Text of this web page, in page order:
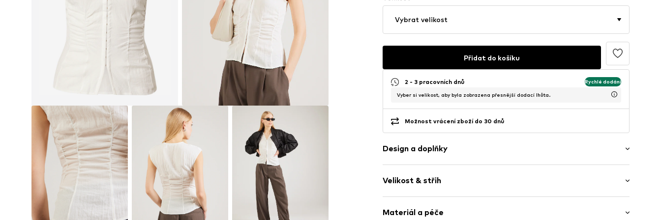
Vybrat velikost
Přidat do košíku
2 - 3 pracovních dnů Rychlé dodání
Vyber si velikost, aby byla zobrazena přesnější dodací lhůta.
Možnost vrácení zboží do 30 dnů
Design a doplňky
Viskóza
Bez límečku
Nařásněné
Velikost & střih
Délka: Normální délka
Materiál a péče